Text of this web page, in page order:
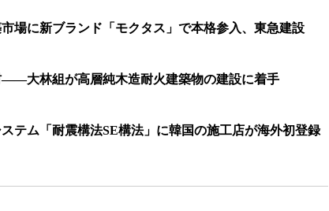
場に新ブランド「モクタス」で本格参入、東急建設
――大林組が高層純木造耐火建築物の建設に着手
テム「耐震構法SE構法」に韓国の施工店が海外初登録